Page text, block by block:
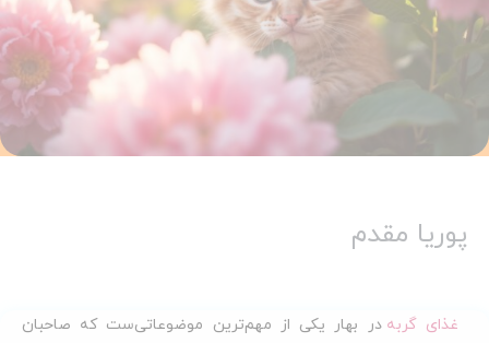
پوریا مقدم
غذای گربه در بهار یکی از مهم‌ترین موضوعاتی‌ست که صاحبان